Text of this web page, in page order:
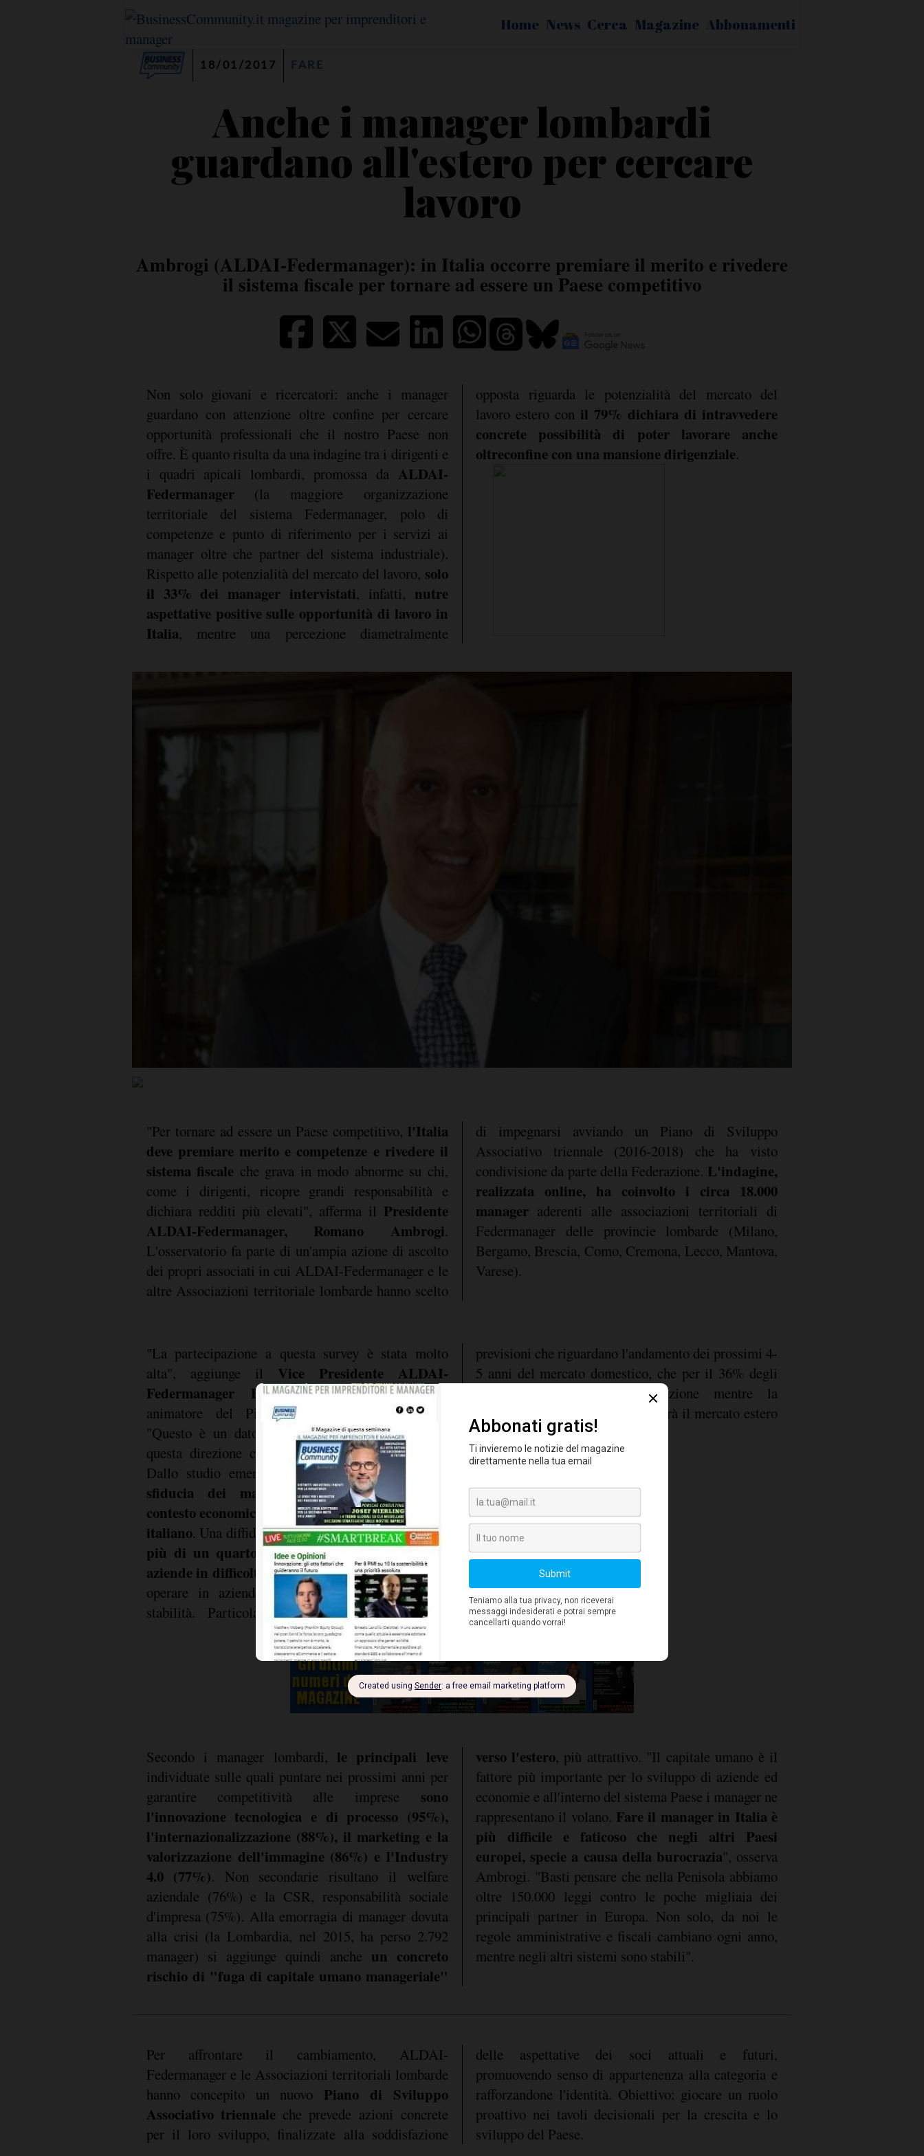
Home News Cerca Magazine Abbonamenti
18/01/2017 FARE
Anche i manager lombardi
guardano all'estero per cercare
lavoro
Ambrogi (ALDAI-Federmanager): in Italia occorre premiare il merito e rivedere
il sistema fiscale per tornare ad essere un Paese competitivo
Non solo giovani e ricercatori: anche i manager
guardano con attenzione oltre confine per cercare
opportunità professionali che il nostro Paese non
offre. È quanto risulta da una indagine tra i dirigenti e
i quadri apicali lombardi, promossa da ALDAI-
Federmanager (la maggiore organizzazione
territoriale del sistema Federmanager, polo di
competenze e punto di riferimento per i servizi ai
manager oltre che partner del sistema industriale).
Rispetto alle potenzialità del mercato del lavoro, solo
il 33% dei manager intervistati, infatti, nutre
aspettative positive sulle opportunità di lavoro in
Italia, mentre una percezione diametralmente
opposta riguarda le potenzialità del mercato del
lavoro estero con il 79% dichiara di intravvedere
concrete possibilità di poter lavorare anche
oltreconfine con una mansione dirigenziale.
"Per tornare ad essere un Paese competitivo, l'Italia
deve premiare merito e competenze e rivedere il
sistema fiscale che grava in modo abnorme su chi,
come i dirigenti, ricopre grandi responsabilità e
dichiara redditi più elevati", afferma il Presidente
ALDAI-Federmanager, Romano Ambrogi.
L'osservatorio fa parte di un'ampia azione di ascolto
dei propri associati in cui ALDAI-Federmanager e le
altre Associazioni territoriale lombarde hanno scelto
di impegnarsi avviando un Piano di Sviluppo
Associativo triennale (2016-2018) che ha visto
condivisione da parte della Federazione. L'indagine,
realizzata online, ha coinvolto i circa 18.000
manager aderenti alle associazioni territoriali di
Federmanager delle provincie lombarde (Milano,
Bergamo, Brescia, Como, Cremona, Lecco, Mantova,
Varese).
"La partecipazione a questa survey è stata molto
alta", aggiunge il Vice Presidente ALDAI-
Federmanager Bruno Villanipromotore e
animatore del Piano di Sviluppo Associativo.
"Questo è un dato che ci motiva a continuare in
questa direzione con la massima determinazione".
Dallo studio emerge ancheun diffuso clima di
sfiducia dei manager lombardi rispetto al
contesto economico, sociale e del welfare pubblico
italiano. Una diffidenza che nasce anche dal fatto che
più di un quarto degli intervistati attivi dirige
aziende in difficoltà
(26%) e solo il 36% dichiara di
operare in aziende che attraversano una fase di
stabilità. Particolarmente pessimistiche sono le
previsioni che riguardano l'andamento dei prossimi 4-
5 anni del mercato domestico, che per il 36% degli
intervistati subirà una contrazione mentre la
maggioranza (52%) ritiene che sarà il mercato estero
a crescere.
Secondo i manager lombardi, le principali leve
individuate sulle quali puntare nei prossimi anni per
garantire competitività alle imprese sono
l'innovazione tecnologica e di processo (95%),
l'internazionalizzazione (88%), il marketing e la
valorizzazione dell'immagine (86%) e l'Industry
4.0 (77%). Non secondarie risultano il welfare
aziendale (76%) e la CSR, responsabilità sociale
d'impresa (75%). Alla emorragia di manager dovuta
alla crisi (la Lombardia, nel 2015, ha perso 2.792
manager) si aggiunge quindi anche un concreto
rischio di "fuga di capitale umano manageriale"
verso l'estero, più attrattivo. "Il capitale umano è il
fattore più importante per lo sviluppo di aziende ed
economie e all'interno del sistema Paese i manager ne
rappresentano il volano. Fare il manager in Italia è
più difficile e faticoso che negli altri Paesi
europei, specie a causa della burocrazia", osserva
Ambrogi. "Basti pensare che nella Penisola abbiamo
oltre 150.000 leggi contro le poche migliaia dei
principali partner in Europa. Non solo, da noi le
regole amministrative e fiscali cambiano ogni anno,
mentre negli altri sistemi sono stabili".
Per affrontare il cambiamento, ALDAI-
Federmanager e le Associazioni territoriali lombarde
hanno concepito un nuovo Piano di Sviluppo
Associativo triennale che prevede azioni concrete
per il loro sviluppo, finalizzate alla soddisfazione
delle aspettative dei soci attuali e futuri,
promuovendo senso di appartenenza alla categoria e
rafforzandone l'identità. Obiettivo: giocare un ruolo
proattivo nei tavoli decisionali per la crescita e lo
sviluppo del Paese.